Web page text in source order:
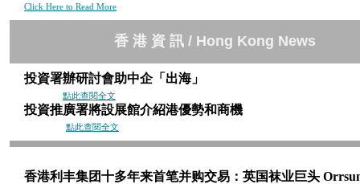
Click Here to Read More
香 港 資 訊 / Hong Kong News
投資署辦研討會助中企「出
點此查閱全文
投資推廣署將設展館介紹港優勢和
點此查閱全文
香港利丰集团十多年来首笔并购交易：英国袜业巨头